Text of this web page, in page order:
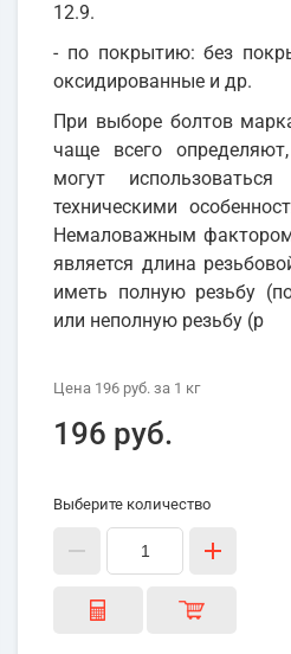
12.9.
- по покрытию: без
оксидированные и др.
При выборе болтов
чаще всего
могут
техническими
Немаловажным
является длина
иметь полную резьбу
или неполную резьбу (р
Цена 196 руб. за 1 кг
196 руб.
Выберите количество